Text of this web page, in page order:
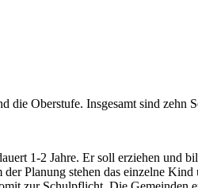
die Oberstufe. Insgesamt sind zehn
1-2 Jahre. Er soll erziehen und
Planung stehen das einzelne